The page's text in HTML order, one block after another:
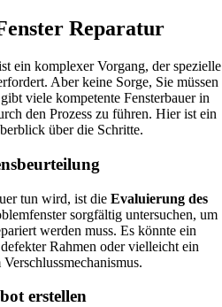
Reparatur
ein komplexer Vorgang, der spezielle
Aber keine Sorge, Sie müssen
viele kompetente Fensterbauer in
den Prozess zu führen. Hier ist ein
über die Schritte.
tun wird, ist die Evaluierung des
sorgfältig untersuchen, um
werden muss. Es könnte ein
Rahmen oder vielleicht ein
erstellen